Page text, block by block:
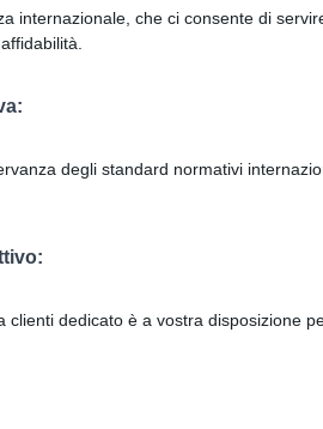
internazionale, che ci consente di
degli standard normativi
clienti dedicato è a vostra disposizione